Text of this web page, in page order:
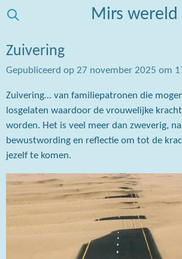
Ga
naar
de
hoofdinhoud
Mirs wereld
Zuivering
Gepubliceerd op 27 november 2025 om
Zuivering… van familiepatronen die
losgelaten waardoor de vrouwelijke
worden. Het is veel meer dan zweverig,
bewustwording en reflectie om tot de
jezelf te komen.